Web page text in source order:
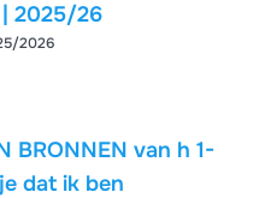
2025/26
2026
BRONNEN van h 1-
dat ik ben